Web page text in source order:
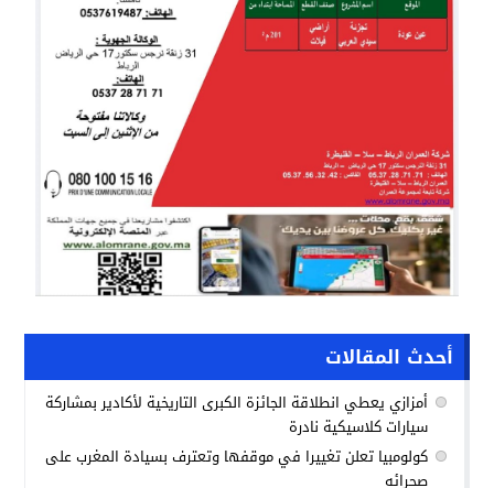
أحدث المقالات
أمزازي يعطي انطلاقة الجائزة الكبرى التاريخية لأكادير بمشاركة
سيارات كلاسيكية نادرة
كولومبيا تعلن تغييرا في موقفها وتعترف بسيادة المغرب على
صحرائه